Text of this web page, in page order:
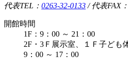
代表TEL： 0263-32-0133 /代表FAX
開館時間
1F：9：00 ～ 21：00
2F・3Ｆ展示室、１Ｆ子ども
9：00 ～ 17：00